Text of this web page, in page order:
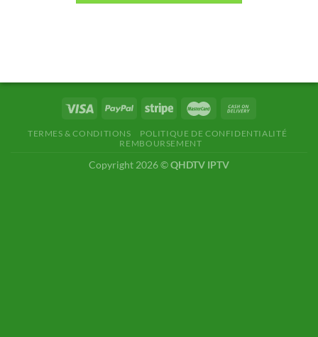
TERMES & CONDITIONS
POLITIQUE DE CONFIDENTIALITÉ
REMBOURSEMENT
Copyright 2026 ©QHDTV IPTV